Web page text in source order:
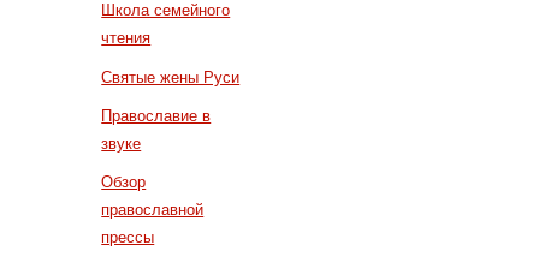
Школа семейного
чтения
Святые жены Руси
Православие в
звуке
Обзор
православной
прессы